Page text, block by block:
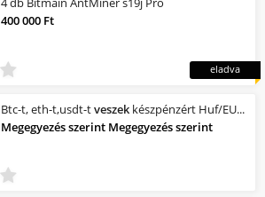
eladva
400 000 Ft
Btc-t, eth-t,usdt-tveszek készpénzért Huf/EUR Budapesten
Megegyezés szerint Megegyezés szerint